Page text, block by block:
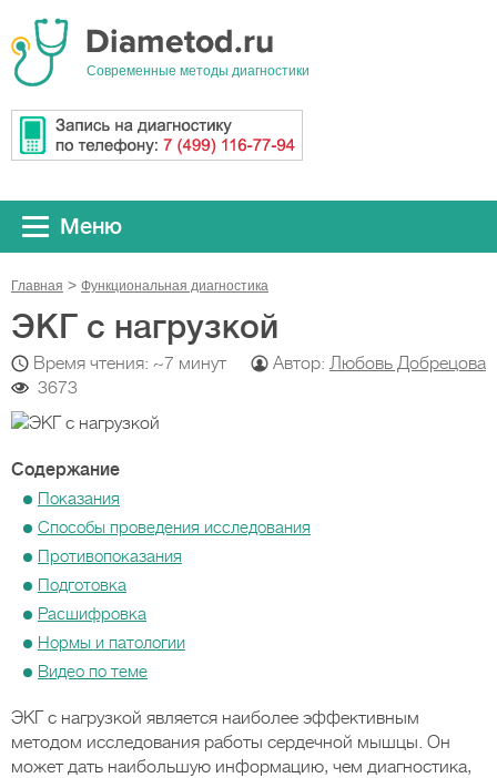
Cовременные методы диагностики
Меню
Главная Функциональная диагностика
ЭКГ с нагрузкой
Время чтения: ~7 минут Автор: Любовь Добрецова
3673
Содержание
Показания
Способы проведения исследования
Противопоказания
Подготовка
Расшифровка
Нормы и патологии
Видео по теме
ЭКГ с нагрузкой является наиболее эффективным
методом исследования работы сердечной мышцы. Он
может дать наибольшую информацию, чем диагностика,